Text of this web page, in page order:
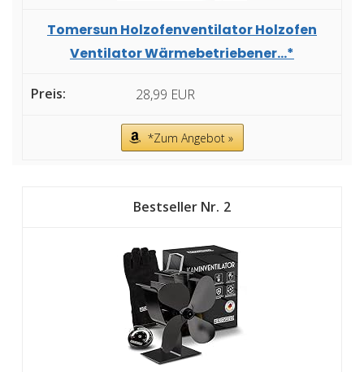
Tomersun Holzofenventilator Holzofen
Ventilator Wärmebetriebener...*
28,99 EUR
*Zum Angebot »
2